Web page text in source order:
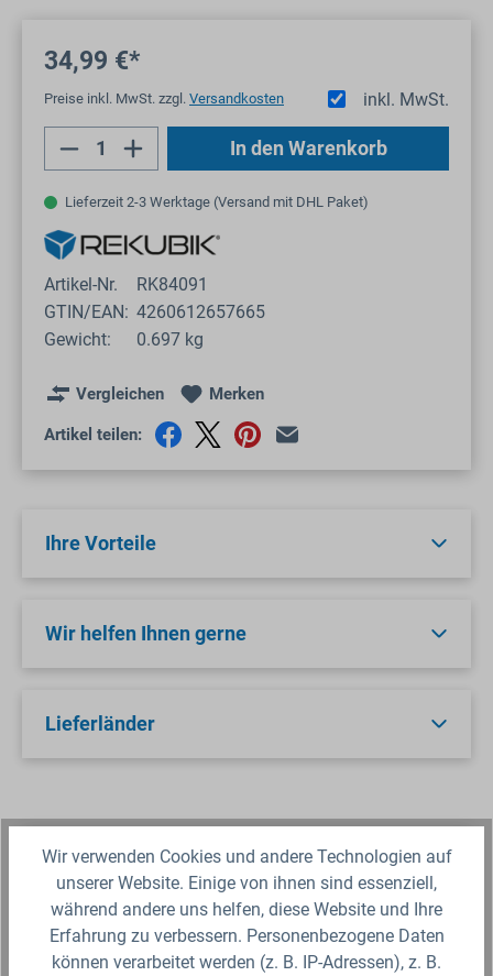
34,99 €*
inkl. MwSt.
Preise inkl. MwSt. zzgl. Versandkosten
Produkt Anzahl: Gib den gewünschten
In den Warenkorb
Lieferzeit 2-3 Werktage (Versand mit DHL Paket)
Artikel-Nr.
RK84091
GTIN/EAN: 4260612657665
Gewicht:
0.697 kg
Vergleichen Merken
Artikel teilen:
Ihre Vorteile
Wir helfen Ihnen gerne
Lieferländer
Beschreibung
Die Winterentleerung 1" mit Kugelhahn und
eingedichtetem 9 mm Druckluftstecknippel
eignet sich ideal zur Montage in Ventilv…
Wir verwenden Cookies und andere Technologien auf
unserer Website. Einige von ihnen sind essenziell,
während andere uns helfen, diese Website und Ihre
Erfahrung zu verbessern. Personenbezogene Daten
können verarbeitet werden (z. B. IP-Adressen), z. B.